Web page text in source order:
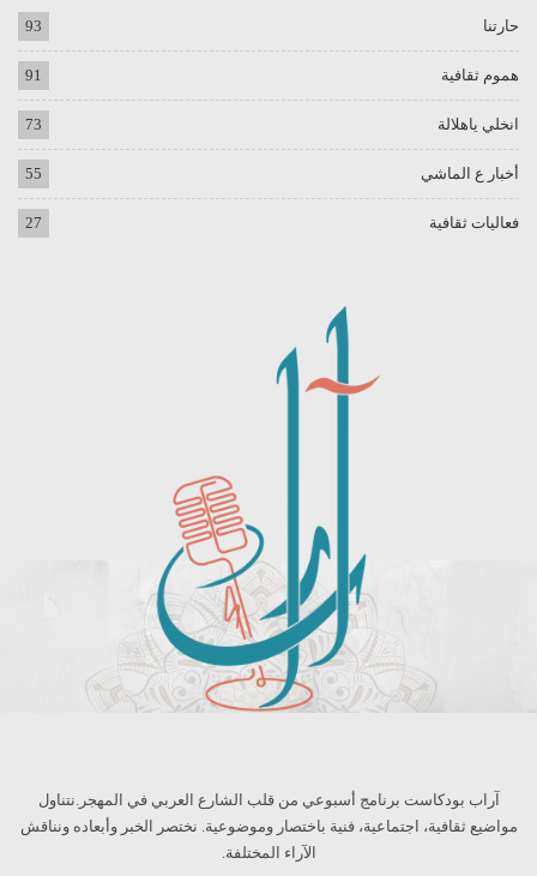
حارتنا 93
هموم ثقافية 91
انخلي ياهلالة 73
أخبار ع الماشي 55
فعاليات ثقافية 27
آراب بودكاست برنامج أسبوعي من قلب الشارع العربي في المهجر.نتناول
مواضيع ثقافية، اجتماعية، فنية باختصار وموضوعية. نختصر الخبر وأبعاده ونناقش
الآراء المختلفة.